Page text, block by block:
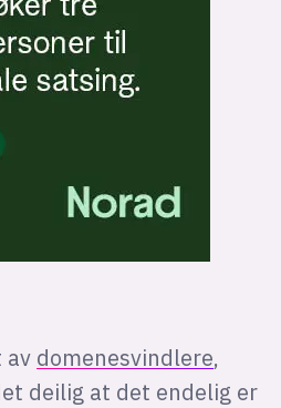
av domenesvindlere,
deilig at det endelig er